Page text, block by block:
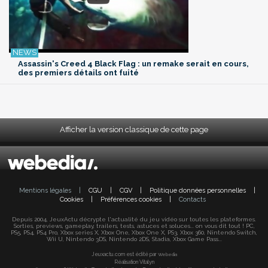
Assassin's Creed 4 Black Flag : un remake serait en cours,
des premiers détails ont fuité
Afficher la version classique de cette page
Mentions légales CGU CGV Politique données personnelles
Cookies
Préférences cookies Contacts
Depuis 2004, JeuxActu décrypte l'actualité du jeu vidéo sur toutes les plateformes.
Sorties, previews, gameplay, trailers, tests, astuces et soluces... on vous dit tout ! PC,
PS5, PS4, PS4 Pro, Xbox series X, Xbox One, Xbox One X, PS3, Xbox 360, Nintendo Switch,
Wii U, Nintendo 3DS, Nintendo 2DS, Stadia, Xbox Game Pass...
Jeuxactu.com est édité par Webedia
Réalisation Vitalyn